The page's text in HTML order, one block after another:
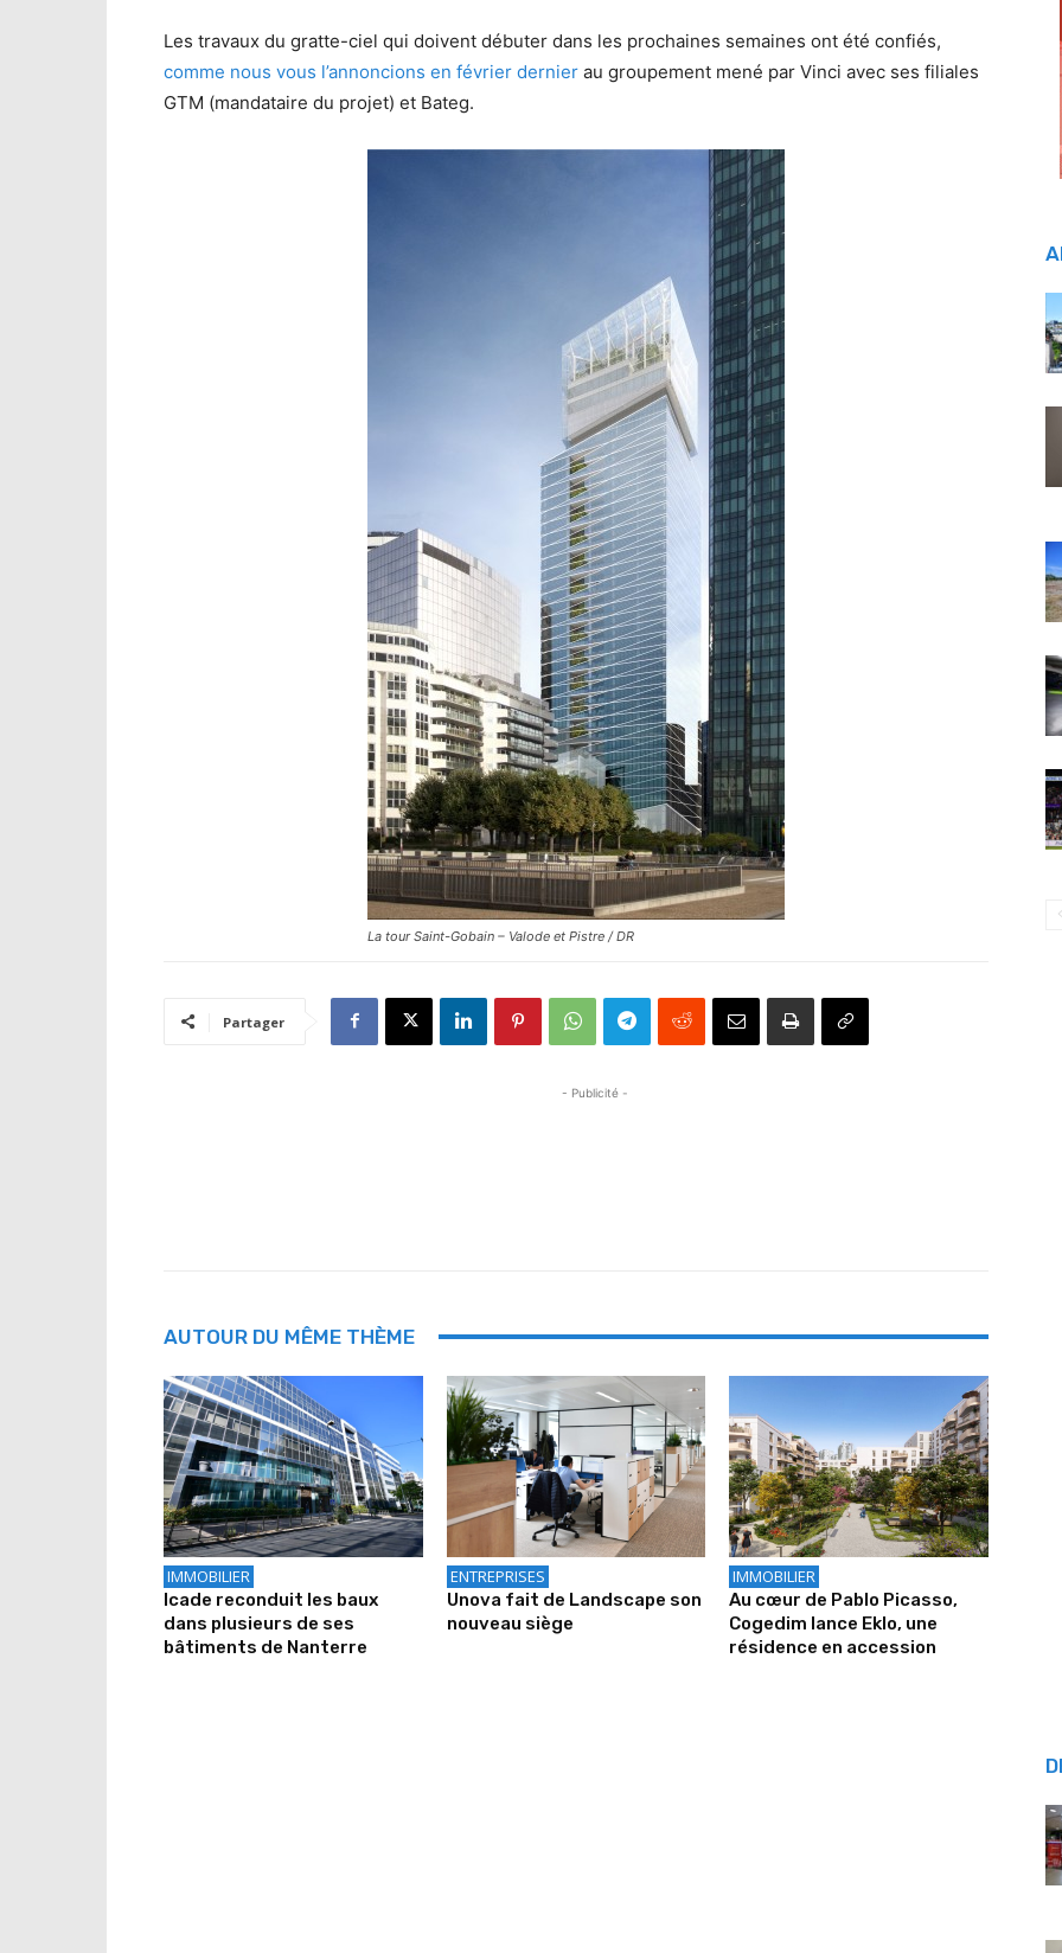
Les travaux du gratte-ciel qui doivent débuter dans les prochaines semaines ont été confiés,
comme nous vous l’annoncions en février dernier au groupement mené par Vinci avec ses filiales
GTM (mandataire du projet) et Bateg.
La tour Saint-Gobain – Valode et Pistre / DR
Partager
- Publicité -
AUTOUR DU MÊME THÈME
IMMOBILIER
Icade reconduit les baux
dans plusieurs de ses
bâtiments de Nanterre
ENTREPRISES
Unova fait de Landscape son
nouveau siège
IMMOBILIER
Au cœur de Pablo Picasso,
Cogedim lance Eklo, une
résidence en accession